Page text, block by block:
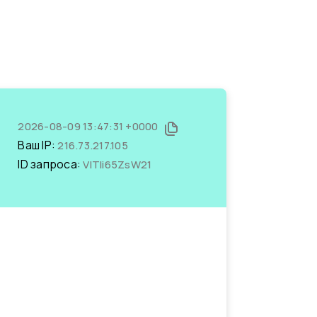
2026-08-09 13:47:31 +0000
Ваш IP:216.73.217.105
ID запроса:VlTli65ZsW21